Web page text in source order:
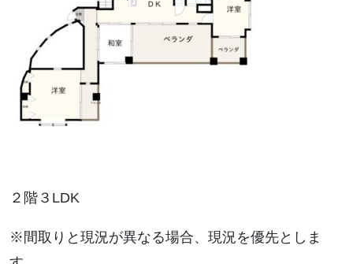
２階３LDK
※間取りと現況が異なる場合、現況を優先としま